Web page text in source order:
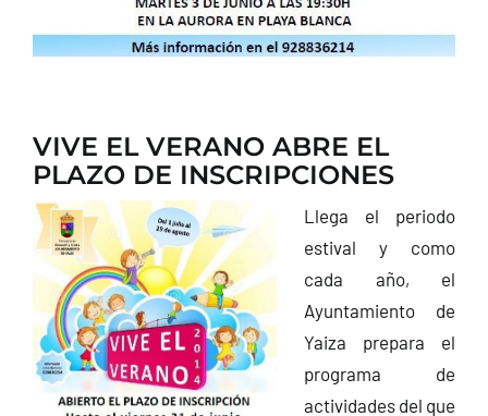
VIVE EL VERANO ABRE EL
PLAZO DE INSCRIPCIONES
Llega el periodo
estival y como
cada año, el
Ayuntamiento de
Yaiza prepara el
programa de
actividades del que